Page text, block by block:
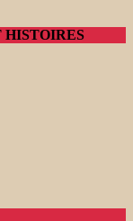
HISTOIRES